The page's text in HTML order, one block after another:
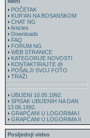
POČETAK
KUR'AN NA BOSANSKOM
CHAT NG
Articles
Downloads
FAQ
FORUM NG
WEB STRANICE
KATEGORIJE NOVOSTI
KONTAKTIRAJTE @
POŠALJI SVOJ FOTO
TRAŽI
UBIJENI 10.05.1992.
SPISAK UBIJENIH NA DAN
13.06.1992.
GRAPĆANI U LOGORIMA I
GRAPĆANI U LOGORIMA II
Posljednji video